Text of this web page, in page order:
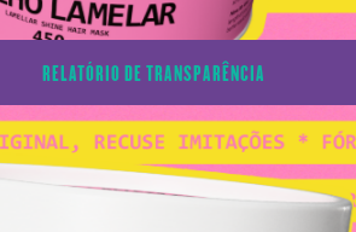
RELATÓRIO DE TRANSPARÊNCIA